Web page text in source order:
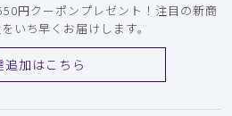
円クーポンプレゼント！注目の新商
いち早くお届けします。
追加はこちら